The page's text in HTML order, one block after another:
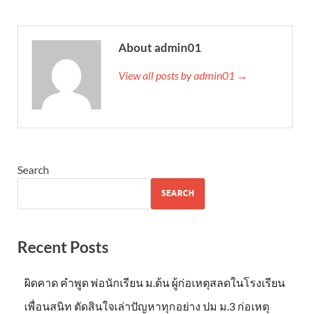
About admin01
View all posts by admin01 →
Search
SEARCH
Recent Posts
ผิดคาด คำพูด พ่อนักเรียน ม.ต้น ผู้ก่อเหตุสลดในโรงเรียน
เพื่อนสนิท ตัดสินใจเล่าปัญหาทุกอย่าง ปม ม.3 ก่อเหตุ